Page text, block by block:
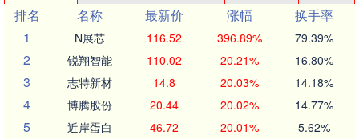
排名
名称 最新价 涨幅
换手率
1
N展芯 116.52 396.89% 79.39%
2 锐翔智能 110.02 20.21% 16.80%
3 志特新材 14.8 20.03% 14.18%
4 博腾股份 20.44 20.02% 14.77%
5 近岸蛋白 46.72 20.01% 5.62%